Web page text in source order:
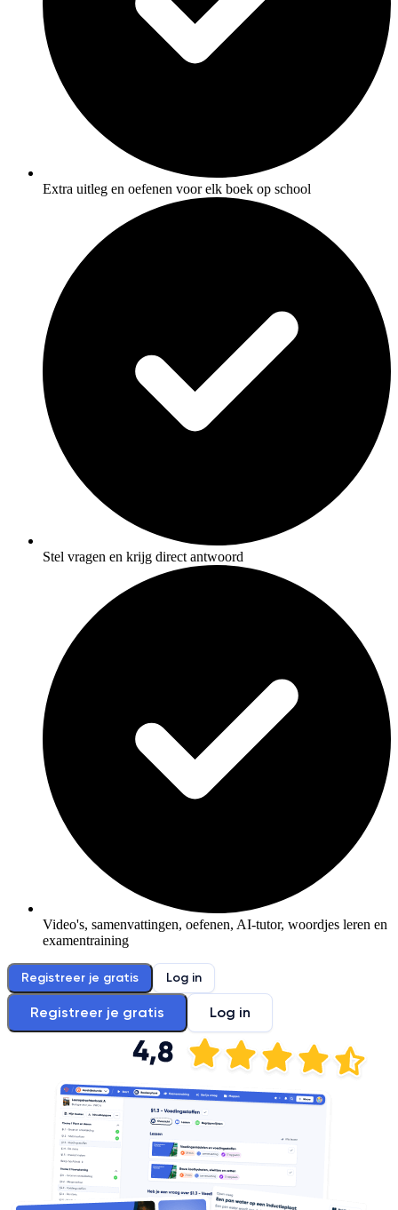
Extra uitleg en oefenen voor elk boek op school
Stel vragen en krijg direct antwoord
Video's, samenvattingen, oefenen, AI-tutor, woordjes leren en
examentraining
Registreer je gratis Log in
Registreer je gratis Log in